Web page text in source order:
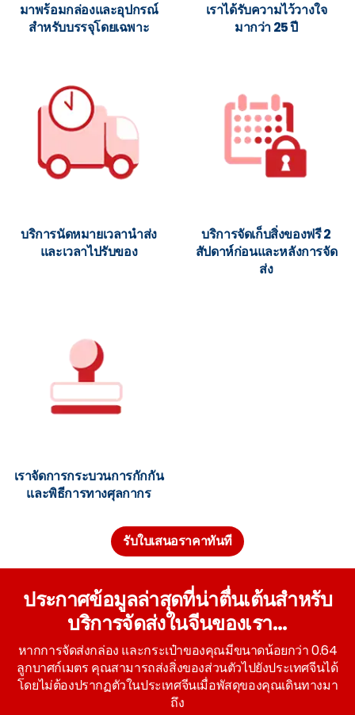
มาพร้อมกล่องและอุปกรณ์
สำหรับบรรจุโดยเฉพาะ
เราได้รับความไว้วางใจ
มากว่า 25 ปี
บริการนัดหมายเวลานำส่ง
และเวลาไปรับของ
บริการจัดเก็บสิ่งของฟรี 2
สัปดาห์ก่อนและหลังการจัด
ส่ง
เราจัดการกระบวนการกักกัน
และพิธีการทางศุลกากร
รับใบเสนอราคาทันที
ประกาศข้อมูลล่าสุดที่น่าตื่นเต้นสำหรับ
บริการจัดส่งในจีนของเรา...
หากการจัดส่งกล่อง และกระเป๋าของคุณมีขนาดน้อยกว่า 0.64
ลูกบาศก์เมตร คุณสามารถส่งสิ่งของส่วนตัวไปยังประเทศจีนได้
โดยไม่ต้องปรากฏตัวในประเทศจีนเมื่อพัสดุของคุณเดินทางมา
ถึง